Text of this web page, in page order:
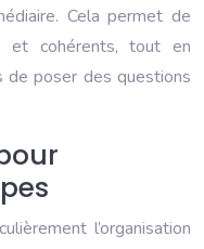
Cela permet de
et cohérents, tout en
de poser des questions
l’organisation